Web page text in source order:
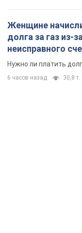
Женщине
долга за газ из-
неисправного
вынес
Нужно ли платить
6 часов назад 30,8 т.